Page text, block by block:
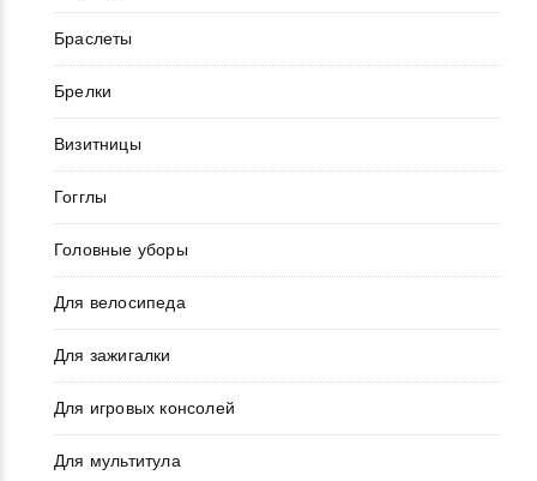
Браслеты
Брелки
Визитницы
Гогглы
Головные уборы
Для велосипеда
Для зажигалки
Для игровых консолей
Для мультитула